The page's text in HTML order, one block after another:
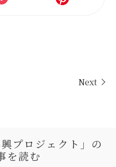
Next
プロジェクト」の
を読む